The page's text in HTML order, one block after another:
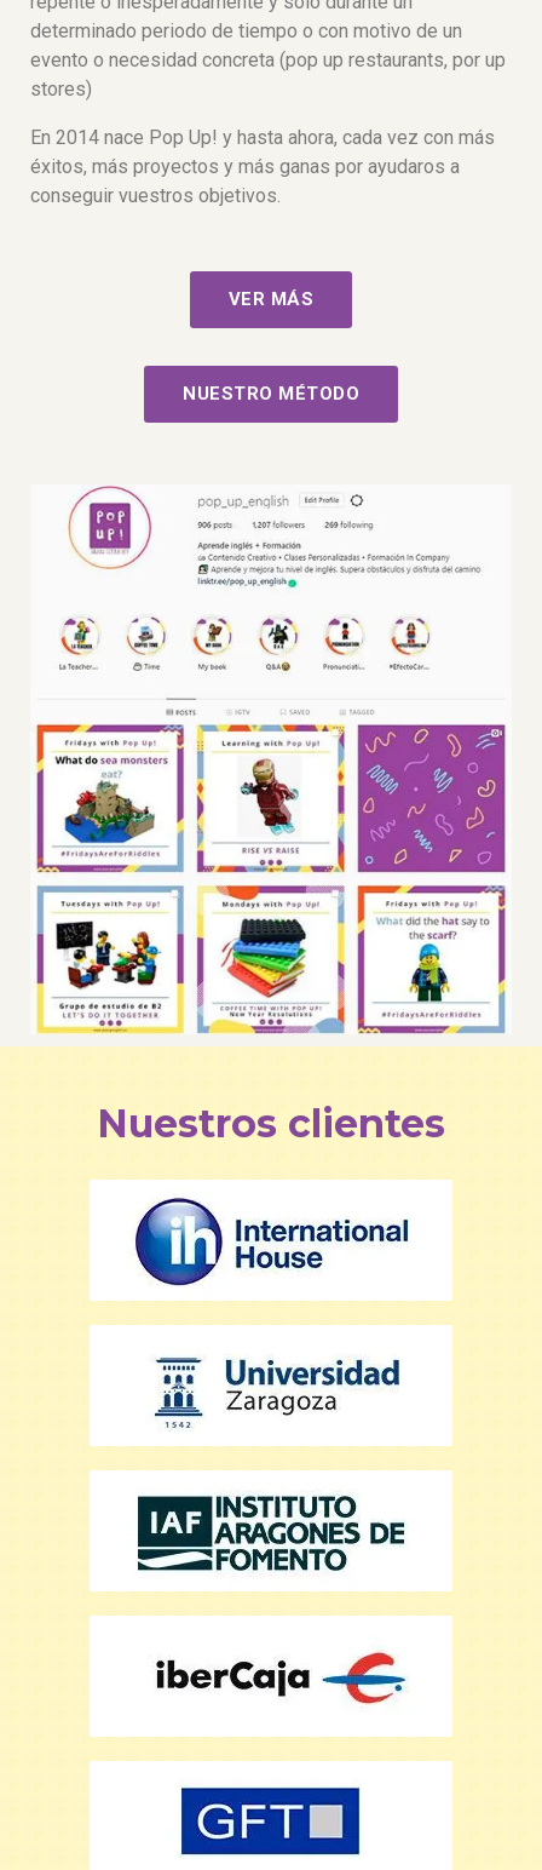
determinado periodo de tiempo o con motivo de un
evento o necesidad concreta (pop up restaurants, por up
stores)
En 2014 nace Pop Up! y hasta ahora, cada vez con más
éxitos, más proyectos y más ganas por ayudaros a
conseguir vuestros objetivos.
VER MÁS
NUESTRO MÉTODO
Nuestros clientes